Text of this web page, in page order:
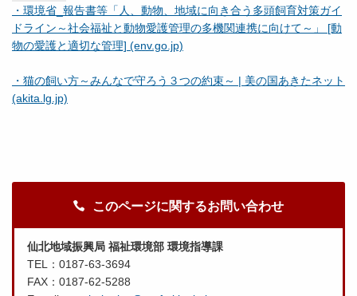
・環境省_報告書等「人、動物、地域に向き合う多頭飼育対策ガイ
ドライン～社会福祉と動物愛護管理の多機関連携に向けて～」 [動
物の愛護と適切な管理] (env.go.jp)
・猫の飼い方～みんなで守ろう３つの約束～ | 美の国あきたネット
(akita.lg.jp)
このページに関するお問い合わせ
仙北地域振興局 福祉環境部 環境指導課
TEL：0187-63-3694
FAX：0187-62-5288